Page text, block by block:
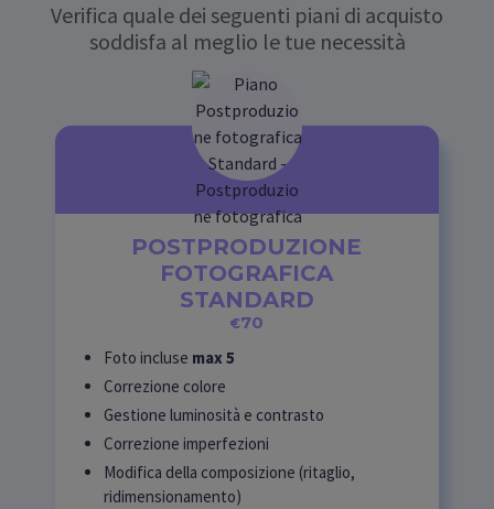
Verifica quale dei seguenti piani di acquisto
soddisfa al meglio le tue necessità
POSTPRODUZIONE
FOTOGRAFICA
STANDARD
€70
Foto incluse max 5
Correzione colore
Gestione luminosità e contrasto
Correzione imperfezioni
Modifica della composizione (ritaglio,
ridimensionamento)